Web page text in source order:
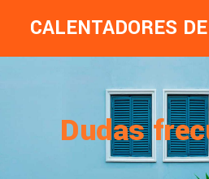
CALENTADORES
Dudas